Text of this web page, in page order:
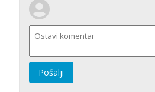
Pošalji